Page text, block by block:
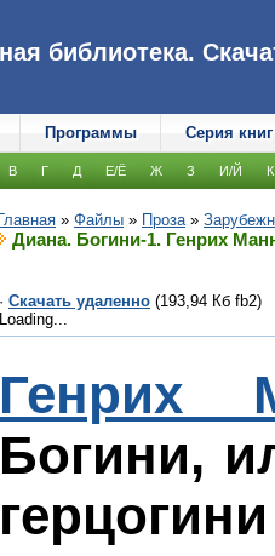
библиотека.
Программы Серия книг
В Г Д Е/Ё Ж З И/Й К
Главная » Файлы » Проза»
Диана. Богини-1. Генрих
· Скачать удаленно (193,94 Кб fb2)
Loading...
Генрих
Богини,